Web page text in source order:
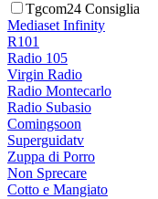
Tgcom24 Consiglia
Mediaset Infinity
R101
Radio 105
Virgin Radio
Radio Montecarlo
Radio Subasio
Comingsoon
Superguidatv
Zuppa di Porro
Non Sprecare
Cotto e Mangiato